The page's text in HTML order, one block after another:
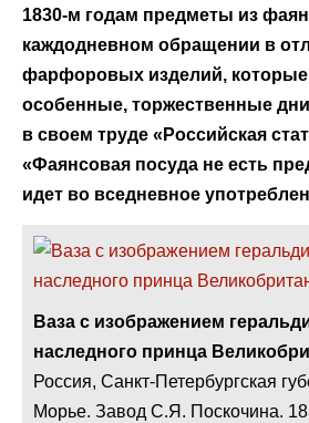
1830-м годам предметы из
каждодневном обращении в
фарфоровых изделий,
особенные, торжественные
в своем труде «Российская
«Фаянсовая посуда не есть
идет во вседневное
Ваза с изображением
наследного принца
Россия, Санкт-Петербургская
Морье. Завод С.Я. Поскочина.